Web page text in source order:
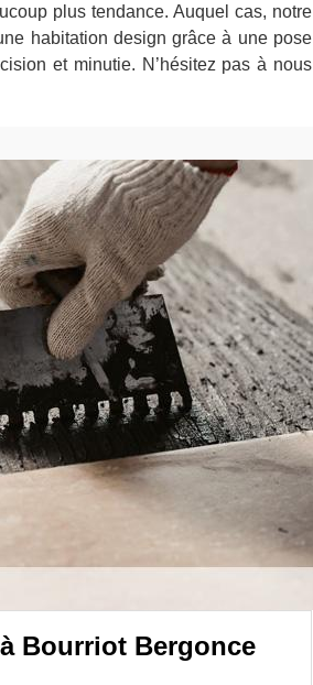
plus tendance. Auquel cas, notre
habitation design grâce à une pose
et minutie. N’hésitez pas à nous
Bourriot Bergonce